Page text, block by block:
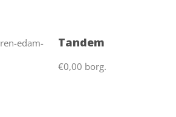
Tandem
€0,00 borg.